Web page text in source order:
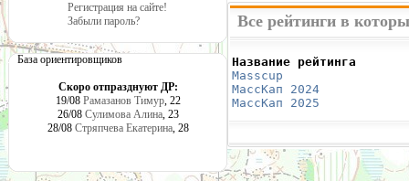
Регистрация на сайте!
Забыли пароль?
База ориентировщиков
Скоро отпразднуют ДР:
19/08 Рамазанов Тимур, 22
26/08 Сулимова Алина, 23
28/08 Стряпчева Екатерина, 28
Все рейтинги в
Название рейтинга
Masscup
МассКап 2024
МассКап 2025